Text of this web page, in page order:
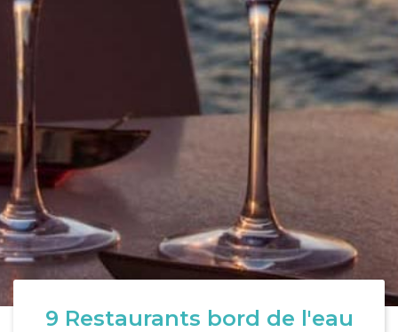
9 Restaurants bord de l'eau